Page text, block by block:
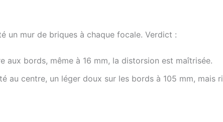
un mur de briques à chaque focale. Verdict :
aux bords, même à 16 mm, la distorsion est maîtrisée.
au centre, un léger doux sur les bords à 105 mm, mais